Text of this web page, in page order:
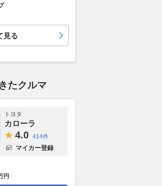
見る
たクルマ
トヨタ
カローラ
4.0 414件
マイカー登録
円